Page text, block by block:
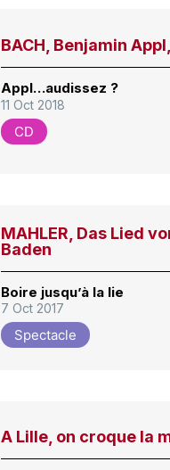
BACH, Benjamin
Appl…audissez ?
11 Oct 2018
CD
MAHLER, Das Lied
Baden
Boire jusqu’à la lie
7 Oct 2017
Spectacle
A Lille, on croque la